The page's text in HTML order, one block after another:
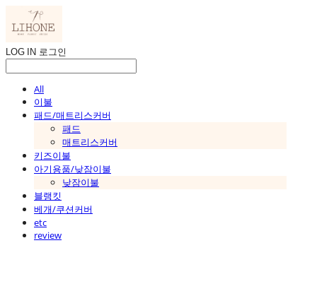
LOG IN 로그인
All
이불
패드/매트리스커버
패드
매트리스커버
키즈이불
아기용품/낮잠이불
낮잠이불
블랭킷
베개/쿠션커버
etc
review